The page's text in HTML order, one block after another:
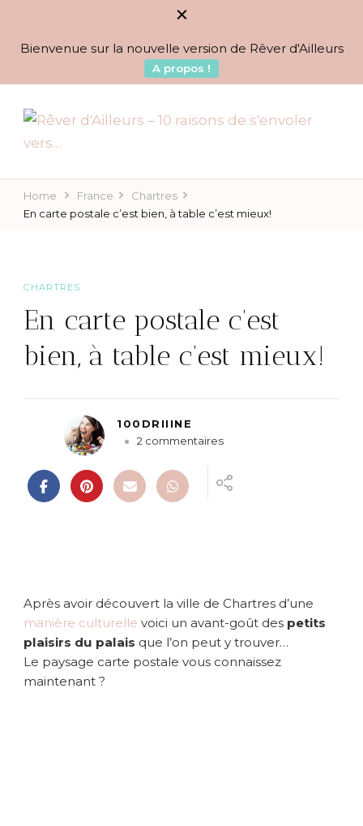
Bienvenue sur la nouvelle version de Rêver d'Ailleurs
A propos !
Rêver d'Ailleurs – 10
BLOG VOYAGES DEPUIS 2010
Home France
Chartres
En carte postale c’est bien, à table c’est mieux!
CHARTRES
En carte postale c’est
bien, à table c’est mieux!
100DRIIINE
2 commentairess
E
p
o
s
t
Après avoir découvert la ville de Chartres d’une
manière culturelle voici un avant-goût des petits
plaisirs du palais que l’on peut y trouver…
Le paysage carte postale vous connaissez
maintenant ?